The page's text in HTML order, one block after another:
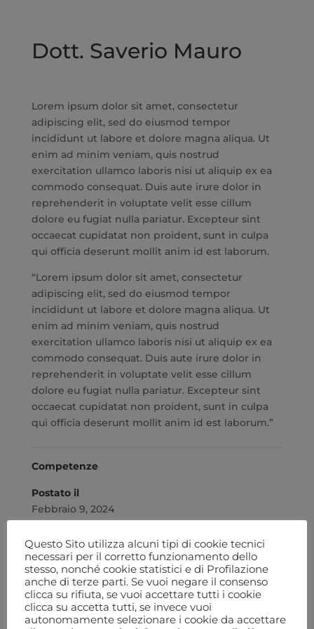
Dott. Saverio Mauro
Lorem ipsum dolor sit amet, consectetur
adipiscing elit, sed do eiusmod tempor
incididunt ut labore et dolore magna aliqua. Ut
enim ad minim veniam, quis nostrud
exercitation ullamco laboris nisi ut aliquip ex ea
commodo consequat. Duis aute irure dolor in
reprehenderit in voluptate velit esse cillum
dolore eu fugiat nulla pariatur. Excepteur sint
occaecat cupidatat non proident, sunt in culpa
qui officia deserunt mollit anim id est laborum.
“Lorem ipsum dolor sit amet, consectetur
adipiscing elit, sed do eiusmod tempor
incididunt ut labore et dolore magna aliqua. Ut
enim ad minim veniam, quis nostrud
exercitation ullamco laboris nisi ut aliquip ex ea
commodo consequat. Duis aute irure dolor in
reprehenderit in voluptate velit esse cillum
dolore eu fugiat nulla pariatur. Excepteur sint
occaecat cupidatat non proident, sunt in culpa
qui officia deserunt mollit anim id est laborum.”
Competenze
Postato il
Febbraio 9, 2024
←Dott. Lorenzo Noferi Dott. Marco Secci
Cerca
Questo Sito utilizza alcuni tipi di cookie tecnici
necessari per il corretto funzionamento dello
stesso, nonché cookie statistici e di Profilazione
anche di terze parti. Se vuoi negare il consenso
clicca su rifiuta, se vuoi accettare tutti i cookie
clicca su accetta tutti, se invece vuoi
autonomamente selezionare i cookie da accettare